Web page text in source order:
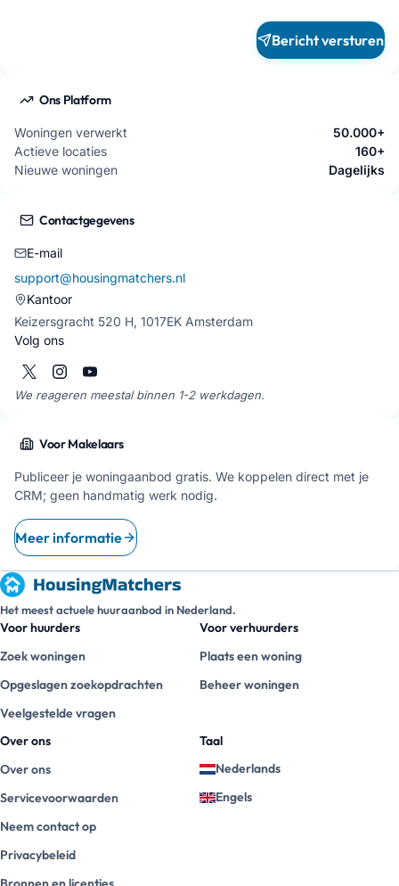
Bericht versturen
Ons Platform
Woningen verwerkt
50.000+
Actieve locaties
160+
Nieuwe woningen
Dagelijks
Contactgegevens
E-mail
support@housingmatchers.nl
Kantoor
Keizersgracht 520 H, 1017EK Amsterdam
Volg ons
We reageren meestal binnen 1-2 werkdagen.
Voor Makelaars
Publiceer je woningaanbod gratis. We koppelen direct met je
CRM; geen handmatig werk nodig.
Meer informatie
Het meest actuele huuraanbod in Nederland.
Voor huurders
Zoek woningen
Opgeslagen zoekopdrachten
Veelgestelde vragen
Voor verhuurders
Plaats een woning
Beheer woningen
Over ons
Over ons
Servicevoorwaarden
Neem contact op
Privacybeleid
Taal
Nederlands
Engels